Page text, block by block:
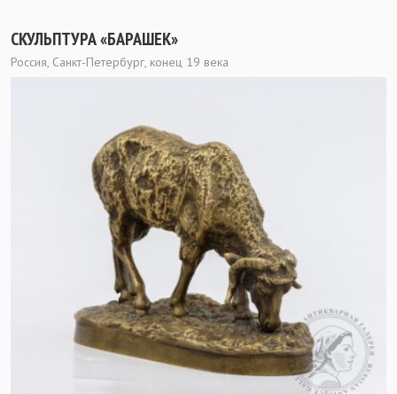
СКУЛЬПТУРА «БАРАШЕК»
Россия, Санкт-Петербург, конец 19 века